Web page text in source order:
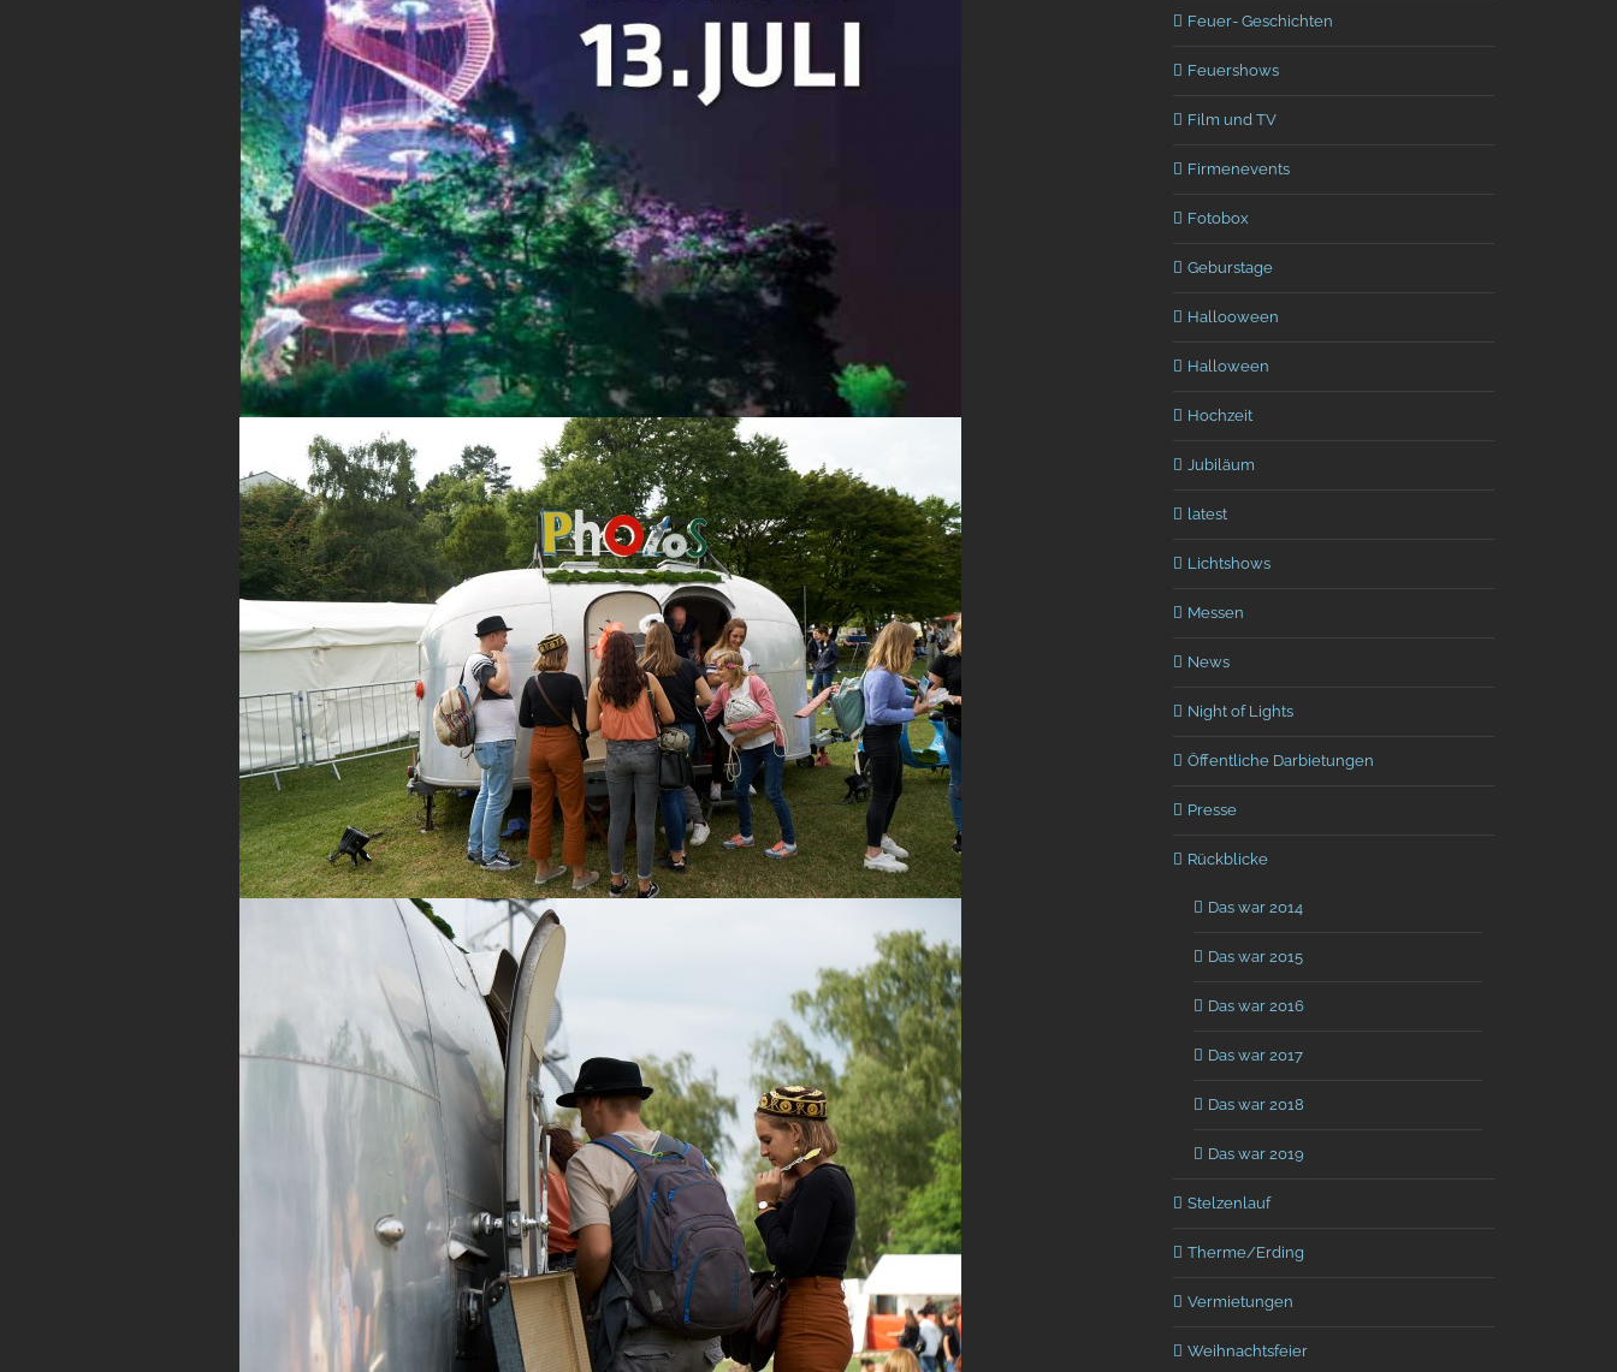
Feuer- Geschichten
Feuershows
Film und TV
Firmenevents
Fotobox
Geburstage
Hallooween
Halloween
Hochzeit
Jubiläum
latest
Lichtshows
Messen
News
Night of Lights
Öffentliche Darbietungen
Presse
Rückblicke
Das war 2014
Das war 2015
Das war 2016
Das war 2017
Das war 2018
Das war 2019
Stelzenlauf
Therme/Erding
Vermietungen
Weihnachtsfeier